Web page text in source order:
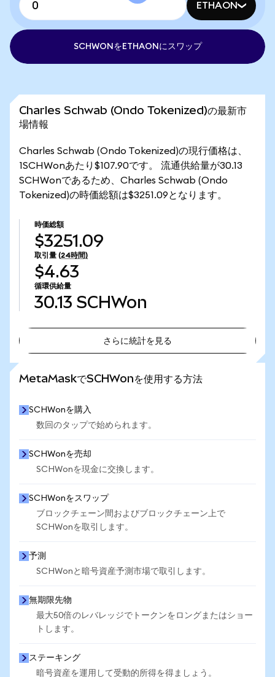
ETHAON
SCHWONをETHAONにスワップ
Charles Schwab (Ondo Tokenized)の最新市
場情報
Charles Schwab (Ondo Tokenized)の現行価格は、
1SCHWonあたり$107.90です。 流通供給量が30.13
SCHWonであるため、Charles Schwab (Ondo
Tokenized)の時価総額は$3251.09となります。
時価総額
$3251.09
取引量 (24時間)
$4.63
循環供給量
30.13 SCHWon
さらに統計を見る
MetaMaskでSCHWonを使用する方法
SCHWonを購入
数回のタップで始められます。
SCHWonを売却
SCHWonを現金に交換します。
SCHWonをスワップ
ブロックチェーン間およびブロックチェーン上で
SCHWonを取引します。
予測
SCHWonと暗号資産予測市場で取引します。
無期限先物
最大50倍のレバレッジでトークンをロングまたはショー
トします。
ステーキング
暗号資産を運用して受動的所得を得ましょう。